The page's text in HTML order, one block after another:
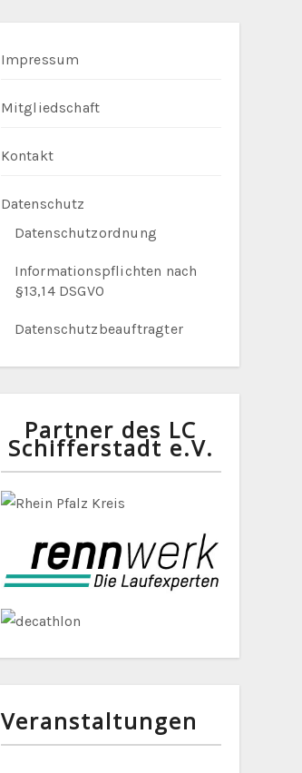
Impressum
Mitgliedschaft
Kontakt
Datenschutz
Datenschutzordnung
Informationspflichten nach
§13,14 DSGVO
Datenschutzbeauftragter
Partner des LC
Schifferstadt e.V.
Veranstaltungen